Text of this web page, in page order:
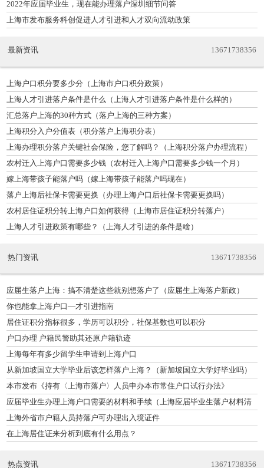
2022年应届毕业生，现在能办理落户深圳细节问答
上海市发布服务科创促进人才引进和人才双向流动政策
最新资讯 13671738356
上海户口积分要多少分（上海市户口积分政策）
上海人才引进落户条件是什么（上海人才引进落户条件是什么样的）
汇总落户上海的30种方式（落户上海的三种方案）
上海积分入户分值表（积分落户上海积分表）
上海办理积分落户关键社会保险，您了解吗？（上海积分落户办理流程）
农村迁入上海户口需要多少钱（农村迁入上海户口需要多少钱一个月）
嫁上海带孩子能落户吗（嫁上海带孩子能落户吗现在）
落户上海后社保卡需要更换（办理上海户口后社保卡需要更换吗）
农村居住证积分转上海户口如何获得（上海市居住证积分转落户）
上海人才引进政策有哪些？（上海人才引进的条件是啥）
热门资讯 13671738356
应届生落户上海：搞不清楚这些就别想落户了（应届生上海落户新政）
你也能拿上海户口—才引进指南
居住证积分指标很多，学历可以积分，社保基数也可以积分
户口办理 户籍民警助其还原户籍轨迹
上海每年有多少留学生申请到上海户口
从新加坡国立大学毕业后该怎样落户上海？（新加坡国立大学好毕业吗）
本市发布《持有〈上海市落户〉人员申办本市常住户口试行办法》
应届毕业生办理上海户口需要的材料和手续（上海应届毕业生落户材料清
单）
上海外省市户籍人员持落户可办理出入境证件
在上海居住证来分析到底有什么用点？
热点资讯 13671738356